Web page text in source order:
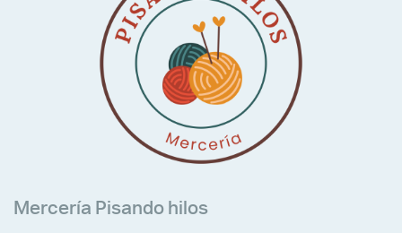
Mercería Pisando hilos